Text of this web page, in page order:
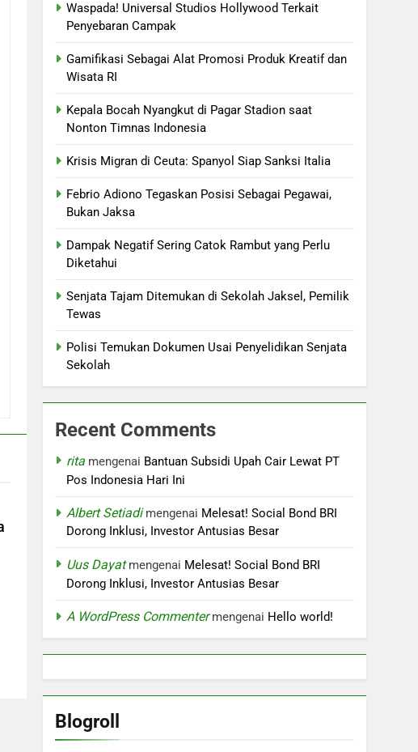
Waspada! Universal Studios Hollywood Terkait
Penyebaran Campak
Gamifikasi Sebagai Alat Promosi Produk Kreatif dan
Wisata RI
Kepala Bocah Nyangkut di Pagar Stadion saat
Nonton Timnas Indonesia
Krisis Migran di Ceuta: Spanyol Siap Sanksi Italia
Febrio Adiono Tegaskan Posisi Sebagai Pegawai,
Bukan Jaksa
Dampak Negatif Sering Catok Rambut yang Perlu
Diketahui
Senjata Tajam Ditemukan di Sekolah Jaksel, Pemilik
Tewas
Polisi Temukan Dokumen Usai Penyelidikan Senjata
Sekolah
Recent Comments
rita mengenai Bantuan Subsidi Upah Cair Lewat PT
Pos Indonesia Hari Ini
Albert Setiadimengenai Melesat! Social Bond BRI
Dorong Inklusi, Investor Antusias Besar
Uus Dayatmengenai Melesat! Social Bond BRI
Dorong Inklusi, Investor Antusias Besar
A WordPress Commentermengenai Hello world!
Blogroll